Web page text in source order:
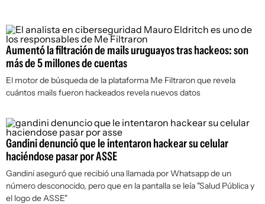
Aumentó la filtración de mails uruguayos tras hackeos: son
más de 5 millones de cuentas
El motor de búsqueda de la plataforma Me Filtraron que revela
cuántos mails fueron hackeados revela nuevos datos
Gandini denunció que le intentaron hackear su celular
haciéndose pasar por ASSE
Gandini aseguró que recibió una llamada por Whatsapp de un
número desconocido, pero que en la pantalla se leía "Salud Pública y
el logo de ASSE"